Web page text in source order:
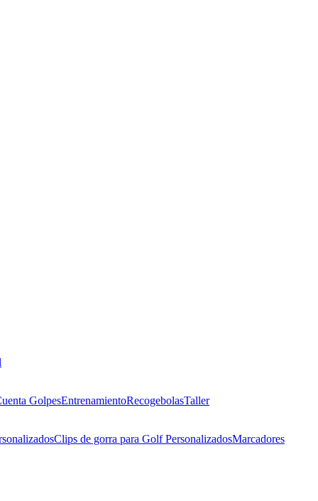
GolpesEntrenamientoRecogebolasTaller
Clips de gorra para Golf PersonalizadosMarcadores